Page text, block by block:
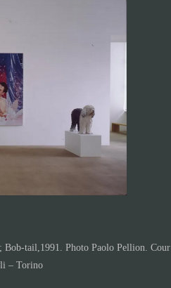
Bob-tail,1991. Photo Paolo Pellion. Cour
– Torino